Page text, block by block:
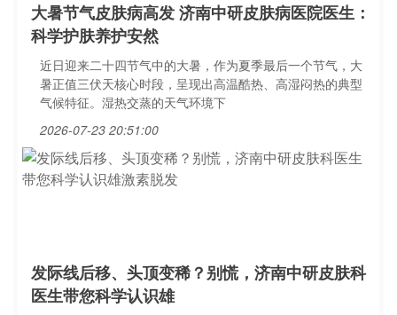
大暑节气皮肤病高发 济南中研皮肤病医院医生：
科学护肤养护安然
近日迎来二十四节气中的大暑，作为夏季最后一个节气，大
暑正值三伏天核心时段，呈现出高温酷热、高湿闷热的典型
气候特征。湿热交蒸的天气环境下
2026-07-23 20:51:00
发际线后移、头顶变稀？别慌，济南中研皮肤科
医生带您科学认识雄